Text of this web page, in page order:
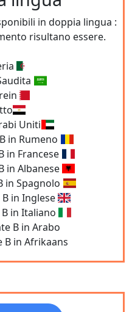
in doppia lingua :
risultano essere.
Uniti
in Rumeno
in Francese
in Albanese
in Spagnolo
in Inglese
in Italiano
B in Arabo
B in Afrikaans